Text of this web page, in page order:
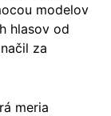
modelov
hlasov od
za
meria